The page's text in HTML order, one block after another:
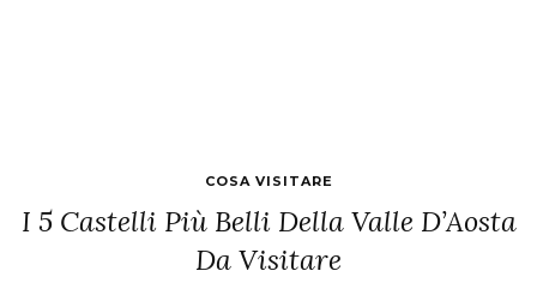
COSA VISITARE
I 5 Castelli Più Belli Della Valle D’Aosta
Da Visitare